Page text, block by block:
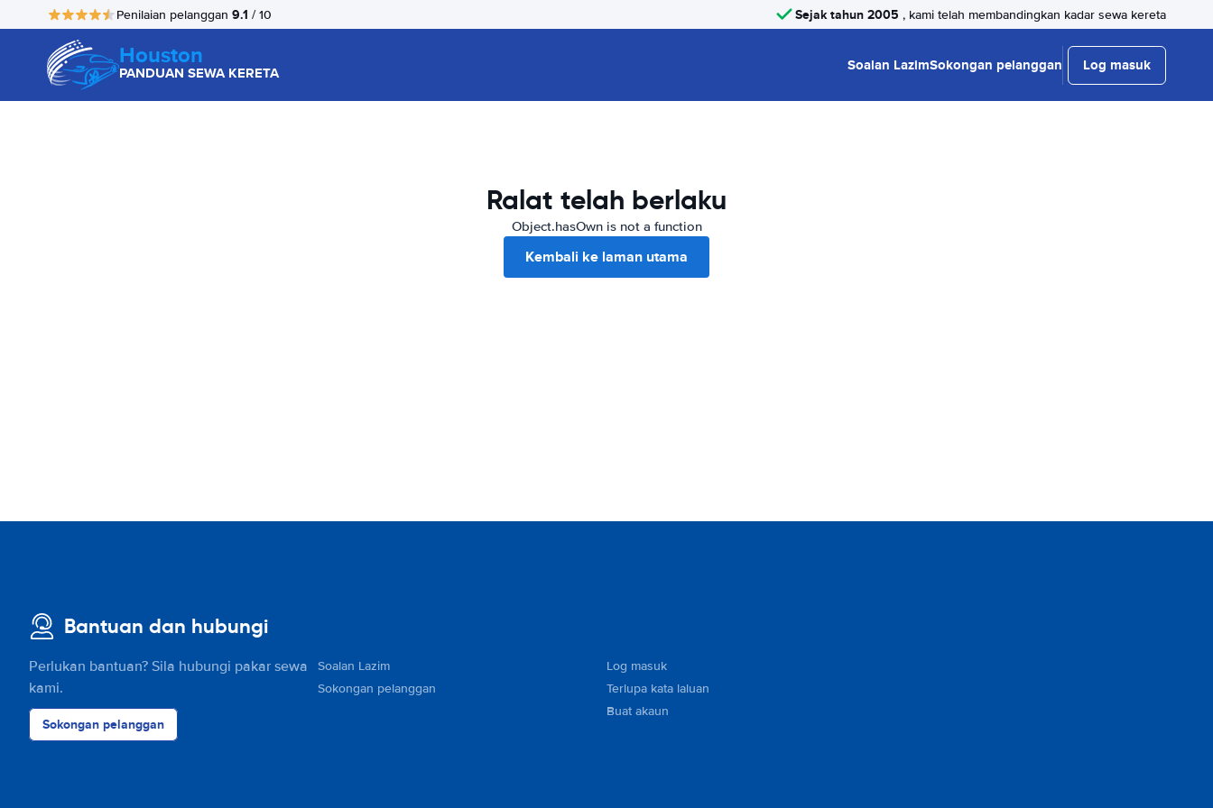
Penilaian pelanggan 9.1 / 10 Sejak tahun 2005 , kami telah membandingkan kadar sewa kereta
Houston
PANDUAN SEWA KERETA Soalan LazimSokongan pelanggan Log masuk
Ralat telah berlaku
Object.hasOwn is not a function
Kembali ke laman utama
Bantuan dan hubungi
Perlukan bantuan? Sila hubungi pakar sewa
kami.
Sokongan pelanggan
Soalan Lazim
Sokongan pelanggan
Log masuk
Terlupa kata laluan
Buat akaun